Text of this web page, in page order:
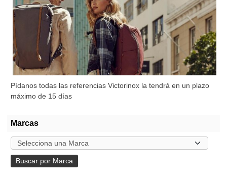
Pídanos todas las referencias Victorinox la tendrá en un plazo
máximo de 15 días
Marcas